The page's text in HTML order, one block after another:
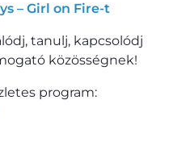
– Girl on Fire-t
tanulj, kapcsolódj
közösségnek!
program: